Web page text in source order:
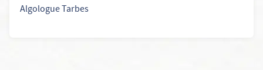
Algologue Tarbes